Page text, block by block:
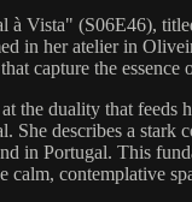
à Vista" (S06E46),
in her atelier in
capture the
the duality that
She describes a
in Portugal. This
contemplative